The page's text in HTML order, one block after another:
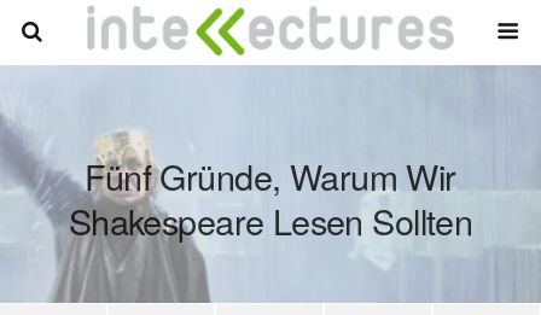
Fünf Gründe, Warum Wir
Shakespeare Lesen Sollten